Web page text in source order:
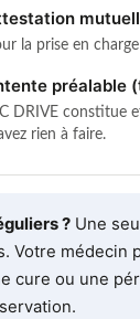
la prise en
préalable
DRIVE constitue
rien à faire.
? Une
Votre médecin
cure ou une